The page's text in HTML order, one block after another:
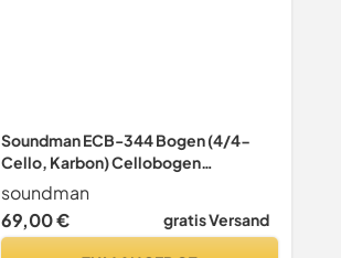
Soundman ECB-344 Bogen (4/4-
Cello, Karbon) Cellobogen
Karbonbogen Carbon Bow
Violoncello Cello Violoncellobogen
Carbonbogen
soundman
69,00 €
gratis Versand